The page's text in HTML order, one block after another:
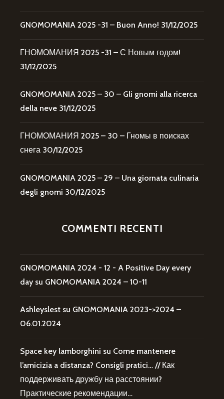
GNOMOMANIA 2025 -31 – Buon Anno! 31/12/2025
ГНОМОМАНИЯ 2025 -31 – С Новым годом!
31/12/2025
GNOMOMANIA 2025 – 30 – Gli gnomi alla ricerca
della neve 31/12/2025
ГНОМОМАНИЯ 2025 – 30 – Гномы в поисках
снега 30/12/2025
GNOMOMANIA 2025 – 29 – Una giornata culinaria
degli gnomi 30/12/2025
COMMENTI RECENTI
GNOMOMANIA 2024 - 12 - A Positive Day every
day su GNOMOMANIA 2024 – 10-11
Ashleyslest su GNOMOMANIA 2023->2024 –
06.01.2024
Space key lamborghini su Come mantenere
l’amicizia a distanza? Consigli pratici… // Как
поддерживать дружбу на расстоянии?
Практические рекомендации…